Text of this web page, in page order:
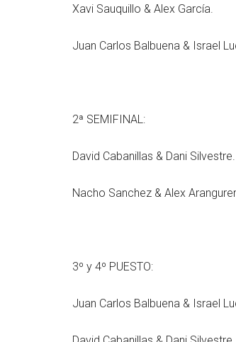
Xavi Sauquillo & Alex
Juan Carlos Balbuena & Israel
2ª SEMIFINAL:
David Cabanillas & Dani
Nacho Sanchez & Alex
3º y 4º PUESTO:
Juan Carlos Balbuena & Israel